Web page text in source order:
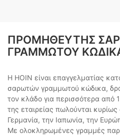
ΠΡΟΜΗΘΕΥΤΉΣ
ΓΡΑΜΜΩΤΟΎ
Η HOIN είναι επαγγελματίας
σαρωτών γραμμωτού κώδικα,
τον κλάδο για περισσότερα από
της εταιρείας πωλούνται
Γερμανία, την Ιαπωνία, την
Με ολοκληρωμένες γραμμές